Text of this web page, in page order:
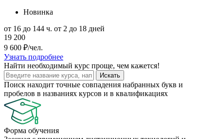
Новинка
от 16 до 144 ч. от 2 до 18 дней
19 200
9 600 ₽/чел.
Узнать подробнее
Найти необходимый курс проще, чем кажется!
Искать
Поиск находит точные совпадения набранных букв и
пробелов в названиях курсов и в квалификациях
Форма обучения